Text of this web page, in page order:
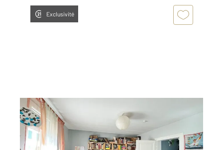
Exclusivité
STRASBOURG 67
88,90 m2, 4 pièces
Ref : 20490